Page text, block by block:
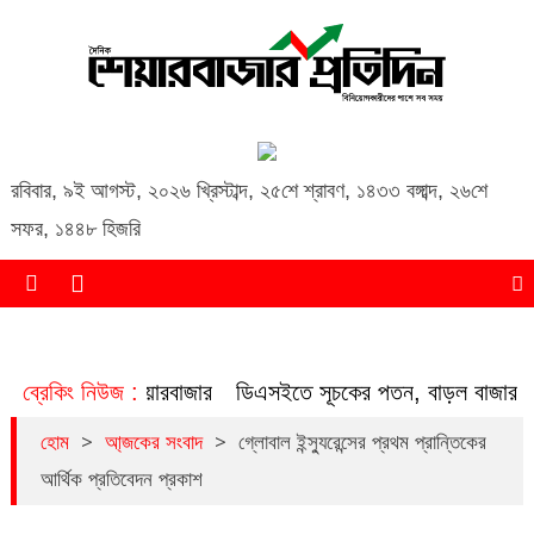
রবিবার, ৯ই আগস্ট, ২০২৬ খ্রিস্টাব্দ, ২৫শে শ্রাবণ, ১৪৩৩ বঙ্গাব্দ, ২৬শে
সফর, ১৪৪৮ হিজরি
ব্রেকিং নিউজ :
পতনে শেয়ারবাজার ডিএসইতে সূচকের পতন, বাড়ল বাজার
হোম > আ্জকের সংবাদ > গ্লোবাল ইন্স্যুরেন্সের প্রথম প্রান্তিকের
আর্থিক প্রতিবেদন প্রকাশ